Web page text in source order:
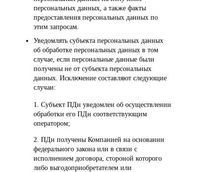
персональных данных, а также факты
предоставления персональных данных по
этим запросам.
Уведомлять субъекта персональных данных
об обработке персональных данных в том
случае, если персональные данные были
получены не от субъекта персональных
данных. Исключение составляют следующие
случаи:
1. Субъект ПДн уведомлен об осуществлении
обработки его ПДн соответствующим
оператором;
2. ПДн получены Компанией на основании
федерального закона или в связи с
исполнением договора, стороной которого
либо выгодоприобретателем или